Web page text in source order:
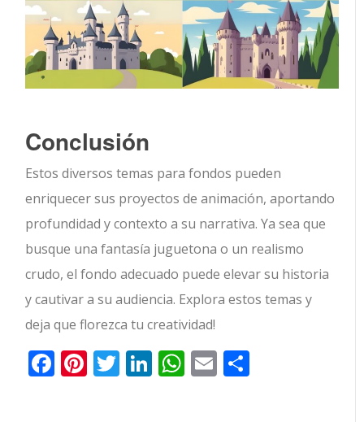
Conclusión
Estos diversos temas para fondos pueden
enriquecer sus proyectos de animación, aportando
profundidad y contexto a su narrativa. Ya sea que
busque una fantasía juguetona o un realismo
crudo, el fondo adecuado puede elevar su historia
y cautivar a su audiencia. Explora estos temas y
deja que florezca tu creatividad!
Facebook
Pinterest
Twitter
LinkedIn
WhatsApp
Email